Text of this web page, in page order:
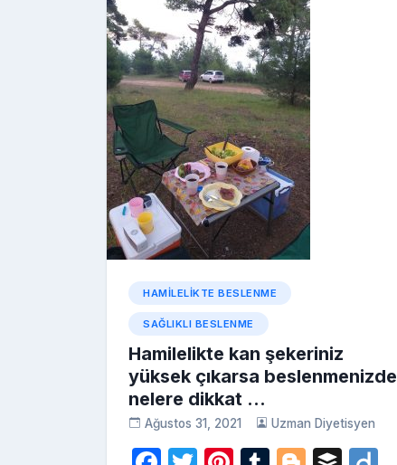
HAMILELIKTE BESLENME
SAĞLIKLI BESLENME
Hamilelikte kan şekeriniz
yüksek çıkarsa beslenmenizde
nelere dikkat …
Ağustos 31, 2021 Uzman Diyetisyen